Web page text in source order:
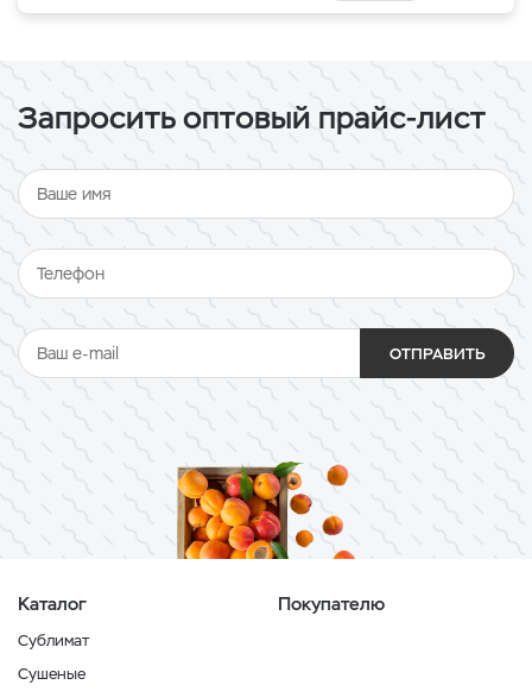
Запросить оптовый прайс-лист
ОТПРАВИТЬ
Каталог
Сублимат
Сушеные
Покупателю